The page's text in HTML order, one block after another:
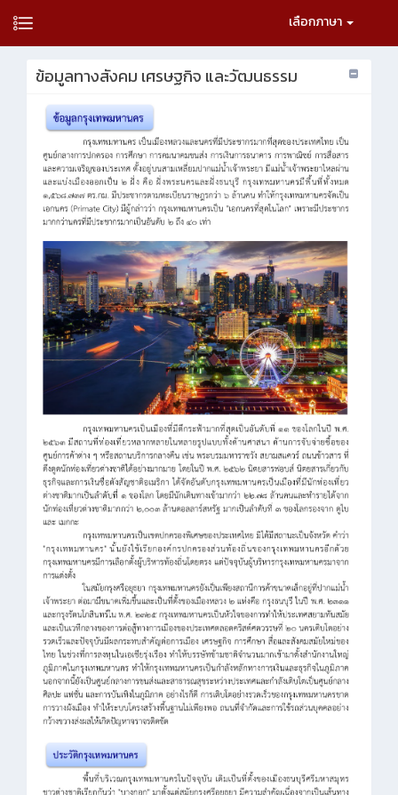
เลือกภาษา
ข้อมูลทางสังคม เศรษฐกิจ และวัฒนธรรม